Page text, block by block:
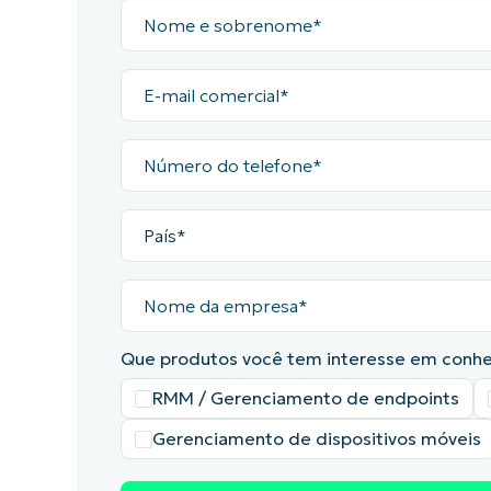
FALE COM NOSSO TIME DE VENDAS
PRODUTO
PLATAFORMA
FALE COM NOSSO TIME DE
Nome
sobrenome*
E-
mail
comercial*
Número
telefone*
País*
Nome
empresa*
Que produtos você tem interesse em
RMM / Gerenciamento de endpoints
Gerenciamento de dispositivos móveis
é muito
e
Desde que
NinjaOne, os
de patches têm
mais, semana após
incrível.”
STE HAWKINS
ESG